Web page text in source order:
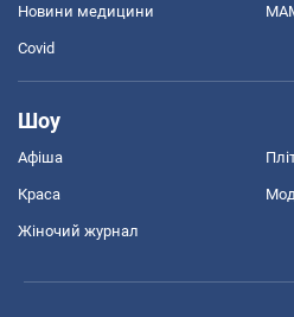
Новини медицини
Covid
Шоу
Афіша
Краса
Жіночий журнал